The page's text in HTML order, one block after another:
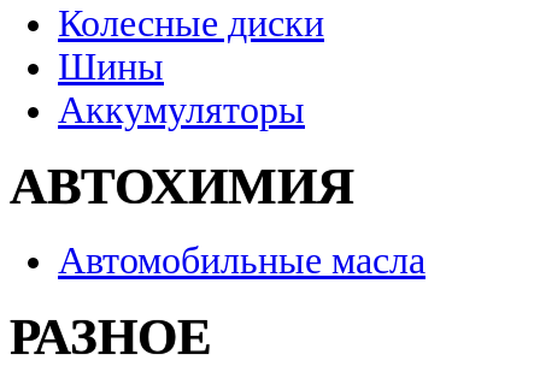
Колесные диски
Шины
Аккумуляторы
АВТОХИМИЯ
Автомобильные масла
РАЗНОЕ